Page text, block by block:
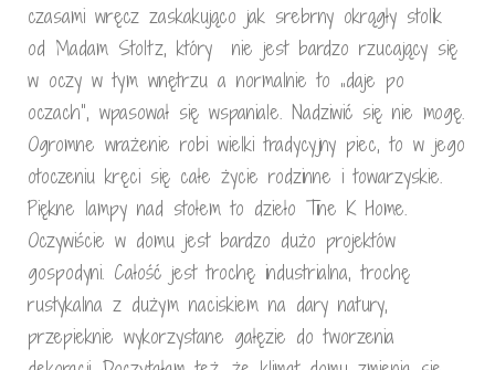
czasami wręcz zaskakująco jak srebrny okrągły stolik
od Madam Stoltz, który nie jest bardzo rzucający się
w oczy w tym wnętrzu a normalnie to „daje po
oczach”, wpasował się wspaniale. Nadziwić się nie mogę.
Ogromne wrażenie robi wielki tradycyjny piec, to w jego
otoczeniu kręci się całe życie rodzinne i towarzyskie.
Piękne lampy nad stołem to dzieło Tine K Home.
Oczywiście w domu jest bardzo dużo projektów
gospodyni. Całość jest trochę industrialna, trochę
rustykalna z dużym naciskiem na dary natury,
przepieknie wykorzystane gałęzie do tworzenia